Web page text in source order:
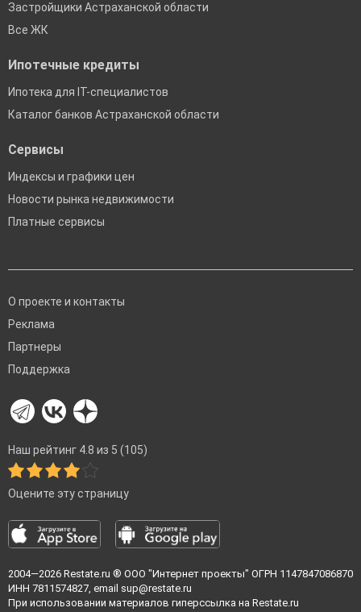
Застройщики Астраханской области
Все ЖК
Ипотечные кредиты
Ипотека для IT-специалистов
Каталог банков Астраханской области
Сервисы
Индексы и графики цен
Новости рынка недвижимости
Платные сервисы
О проекте и контакты
Реклама
Партнеры
Поддержка
Наш рейтинг 4.8 из 5 (105)
Оцените эту страницу
2004—2026 Restate.ru ® ООО "Интернет проекты" ОГРН 1147847086870
ИНН 7811574827, email sup@restate.ru
При использовании материалов гиперссылка на Restate.ru